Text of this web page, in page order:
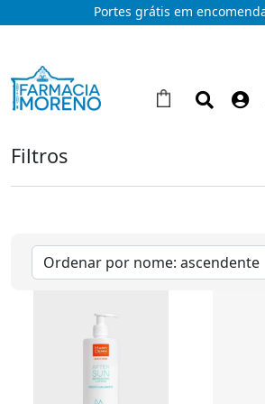
Portes grátis em
Filtros
Corpo
(16)
Rosto(28)
(18)